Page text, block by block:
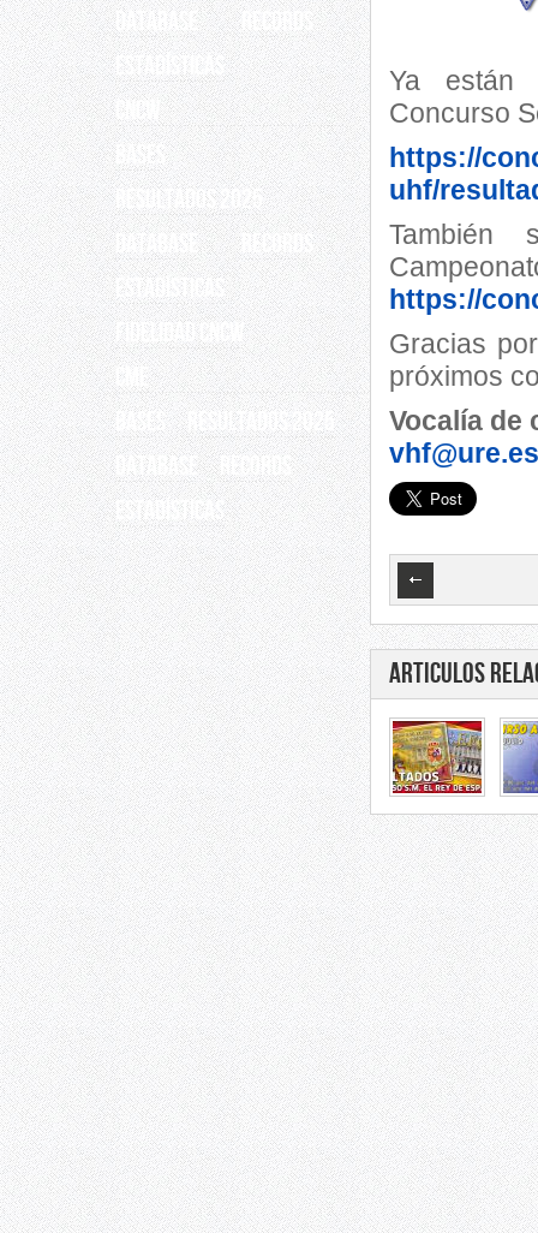
Database
Records
ESTADÍSTICAS
CNCW
BASES
RESULTADOS 2025
Database
Records
ESTADÍSTICAS
Fidelidad CNCW
CME
BASES
RESULTADOS 2025
Database
Records
ESTADÍSTICAS
Ya están
Concurso
https://
uhf/
También
https://
Gracias
próximos
Vocalía de
vhf@ure.es
Articulos